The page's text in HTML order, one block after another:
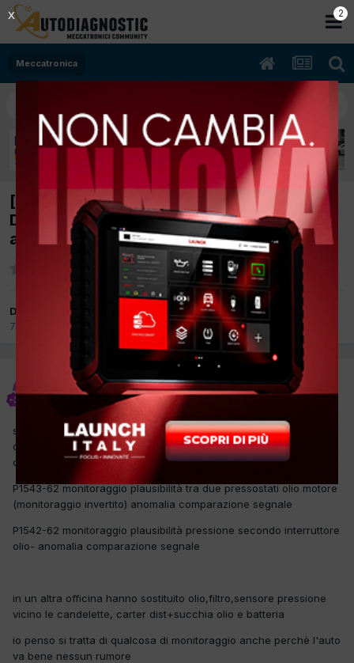
Meccatronica
[fiat 500 02/2013 1.3cc 199B4000 62Kw
Diesel] avaria accesa con P1543, P1542
anomalia monitoraggio pressione olio.
Da nicola0078
7 Ottobre 2017
Meccatronica
nicola0078
Inviato 7 Ottobre 2017
salve ragazzi, ho quest'auto che si accende avaria motore e
contemporaneamente esce start e stop non disponibile, in
diagnosi
P1543-62 monitoraggio plausibilità tra due pressostati olio motore
(monitoraggio invertito) anomalia comparazione segnale
P1542-62 monitoraggio plausibilità pressione secondo interruttore
olio- anomalia comparazione segnale
in un altra officina hanno sostituito olio,filtro,sensore pressione
vicino le candelette, carter dist+succhia olio e batteria
io penso si tratta di qualcosa di monitoraggio anche perchè l'auto
va bene nessun rumore
1
X